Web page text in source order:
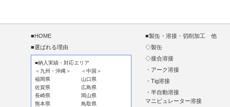
■HOME
■選ばれる理由
■製缶・溶接・切削加工 他
◇製缶
◇接合溶接
・アーク溶接
・Tig溶接
・半自動溶接
マニピュレーター溶接
■納入実績・対応エリア
＜九州・沖縄＞
福岡県
佐賀県
長崎県
熊本県
＜中国＞
山口県
広島県
岡山県
鳥取県